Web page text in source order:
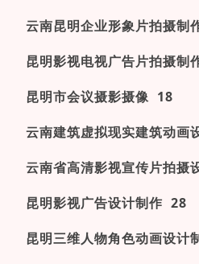
云南昆明企业形象片拍摄制
昆明影视电视广告片拍摄制
昆明市会议摄影摄像 18
云南建筑虚拟现实建筑动画
云南省高清影视宣传片拍摄
昆明影视广告设计制作 28
昆明三维人物角色动画设计